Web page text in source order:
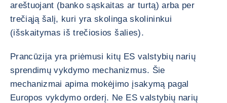
areštuojant (banko sąskaitas ar turtą) arba per
trečiąją šalį, kuri yra skolinga skolininkui
(išskaitymas iš trečiosios šalies).
Prancūzija yra priėmusi kitų ES valstybių narių
sprendimų vykdymo mechanizmus. Šie
mechanizmai apima mokėjimo įsakymą pagal
Europos vykdymo orderį. Ne ES valstybių narių